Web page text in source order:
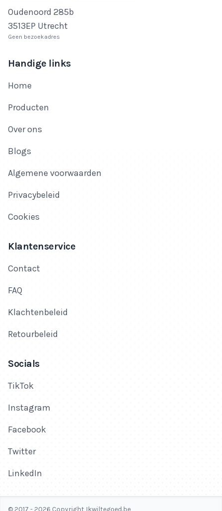
Adres
Oudenoord 285b
3513EP Utrecht
Geen bezoekadres
Handige links
Home
Producten
Over ons
Blogs
Algemene voorwaarden
Privacybeleid
Cookies
Klantenservice
Contact
FAQ
Klachtenbeleid
Retourbeleid
Socials
TikTok
Instagram
Facebook
Twitter
LinkedIn
© 2017 - 2026 Copyright Ikwiltegoed.be